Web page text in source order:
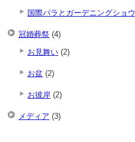
国際バラとガーデニングショウ
冠婚葬祭 (4)
お見舞い (2)
お盆 (2)
お彼岸 (2)
メディア (3)